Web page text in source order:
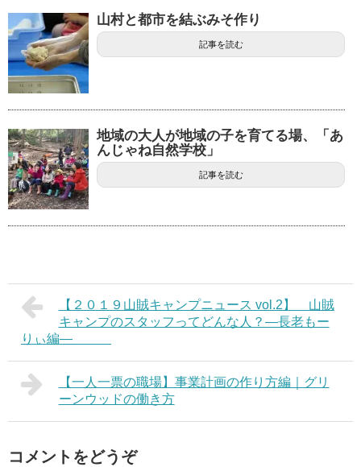
山村と都市を結ぶみそ作り
記事を読む
地域の大人が地域の子を育てる場、「あ
んじゃね自然学校」
記事を読む
【２０１９山賊キャンプニュース vol.2】 山賊
キャンプのスタッフってどんな人？―長老もー
りぃ編―
【一人一票の職場】事業計画の作り方編｜グリ
ーンウッドの働き方
コメントをどうぞ